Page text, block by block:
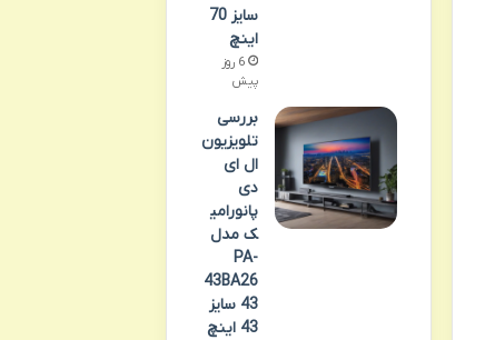
سایز 70
اینچ
6 روز
پیش
بررسی
تلویزیون
ال ای
دی
پانورامی
ک مدل
PA-
43BA26
43 سایز
43 اینچ